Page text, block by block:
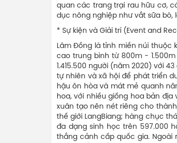
quan các trang trại rau hữu cơ,
dục nông nghiệp như vắt sữa bò,
* Sự kiện và Giải trí (Event and
Lâm Đồng là tỉnh miền núi thuộc
cao trung bình từ 800m -
1.415.500 người (năm 2020) với
tự nhiên và xã hội để phát triển
hậu ôn hòa và mát mẻ quanh
hoa, với nhiều giống hoa bản
xuân tạo nên nét riêng cho
thế giới LangBiang; hàng chục
đa dạng sinh học trên 597.000
thắng cảnh cấp quốc gia. Ngoài